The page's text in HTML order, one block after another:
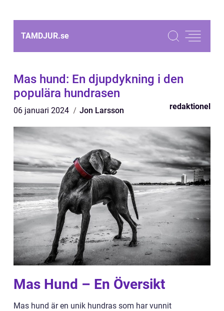
TAMDJUR.se
Mas hund: En djupdykning i den
populära hundrasen
06 januari 2024 Jon Larsson redaktionel
Mas Hund – En Översikt
Mas hund är en unik hundras som har vunnit